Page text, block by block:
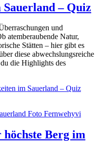
– Quiz
und
atemberaubende Natur,
Stätten – hier gibt es
diese abwechslungsreiche
die Highlights des
im Sauerland – Quiz
Berg im